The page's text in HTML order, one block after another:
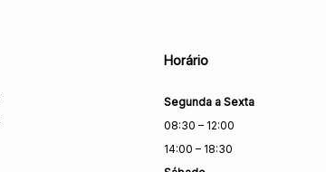
Horário
Segunda a Sexta
08:30 – 12:00
14:00 – 18:30